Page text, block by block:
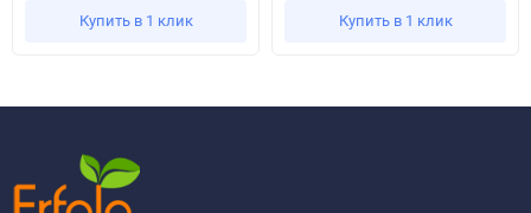
Купить в 1 клик Купить в 1 клик